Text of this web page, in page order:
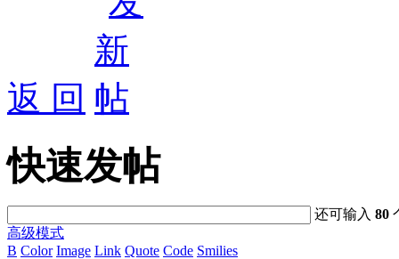
好消息限时66元升级VIP！赠
1、每天签到街拍币免费领；点
返 回
快速发帖
还可输入80
高级模式
B Color Image Link Quote Code Smilies